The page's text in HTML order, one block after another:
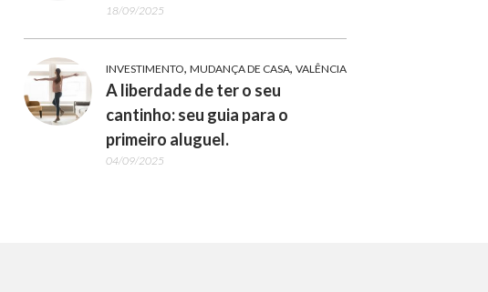
18/09/2025
INVESTIMENTO, MUDANÇA DE CASA, VALÊNCIA
A liberdade de ter o seu
cantinho: seu guia para o
primeiro aluguel.
04/09/2025